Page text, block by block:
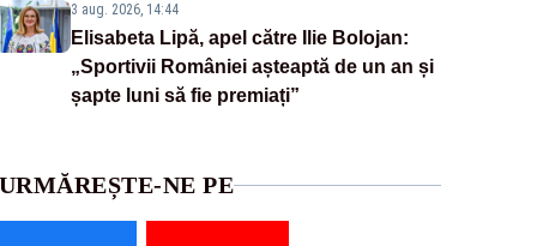
3 aug. 2026, 14:44
Elisabeta Lipă, apel către Ilie Bolojan:
„Sportivii României așteaptă de un an și
șapte luni să fie premiați”
URMĂREȘTE-NE PE